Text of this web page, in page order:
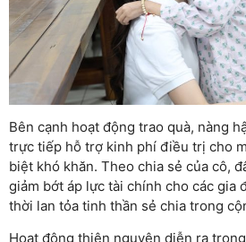
Bên cạnh hoạt động trao quà, nàng
trực tiếp hỗ trợ kinh phí điều trị cho
biệt khó khăn. Theo chia sẻ của cô,
giảm bớt áp lực tài chính cho các gia
thời lan tỏa tinh thần sẻ chia trong
Hoạt động thiện nguyện diễn ra